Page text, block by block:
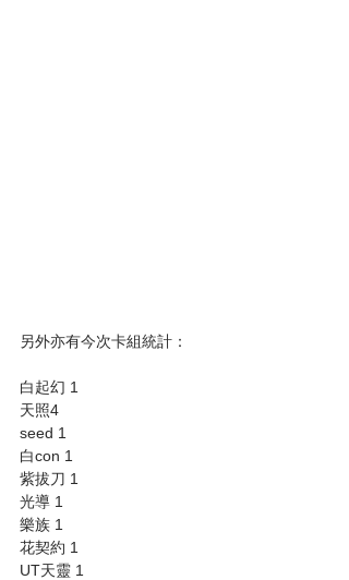
另外亦有今次卡組統計：
白起幻 1
天照4
seed 1
白con 1
紫拔刀 1
光導 1
樂族 1
花契約 1
UT天靈 1